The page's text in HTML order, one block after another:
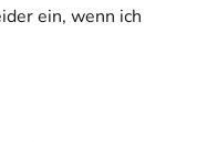
ein, wenn ich